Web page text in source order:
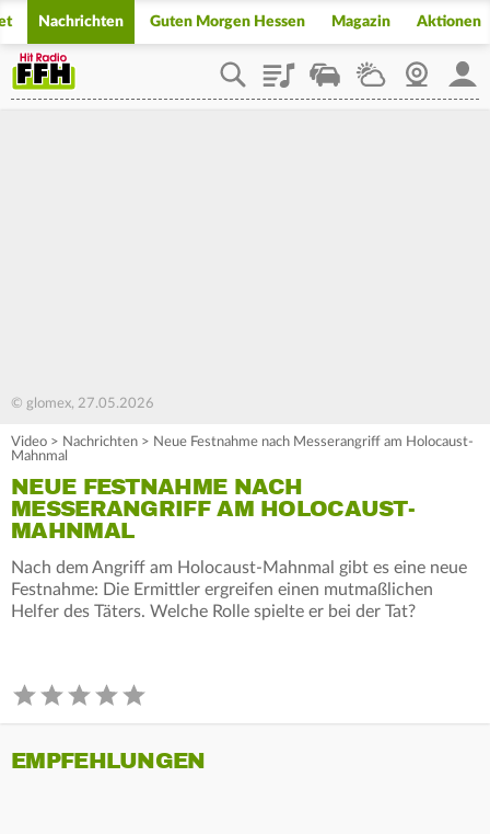
Nachrichten Guten Morgen Hessen Magazin Aktionen
PlaylistStaupilotWetterWebcam
© glomex, 27.05.2026
Video > Nachrichten > Neue Festnahme nach Messerangriff am Holocaust-
Mahnmal
NEUE FESTNAHME NACH
MESSERANGRIFF AM HOLOCAUST-
MAHNMAL
Nach dem Angriff am Holocaust-Mahnmal gibt es eine neue
Festnahme: Die Ermittler ergreifen einen mutmaßlichen
Helfer des Täters. Welche Rolle spielte er bei der Tat?
EMPFEHLUNGEN